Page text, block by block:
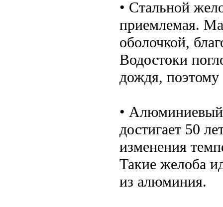
• Стальной
приемлемая.
оболочкой,
Водостоки
дождя,
•
достигает 50
изменения
Такие желоба
из алюминия.